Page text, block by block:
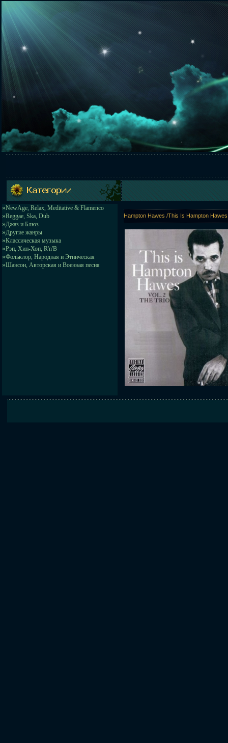
»NewAge, Relax, Meditative & Flamenco
»Reggae, Ska, Dub
»Джаз и Блюз
»Другие жанры
»Классическая музыка
»Рэп, Хип-Хоп, R'n'B
»Фольклор, Народная и Этническая
»Шансон, Авторская и Военная песня
Hampton Hawes /This Is Hampton